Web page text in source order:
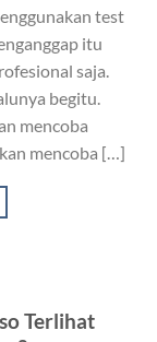
test
itu
saja.
begitu.
mencoba
mencoba […]
Terlihat